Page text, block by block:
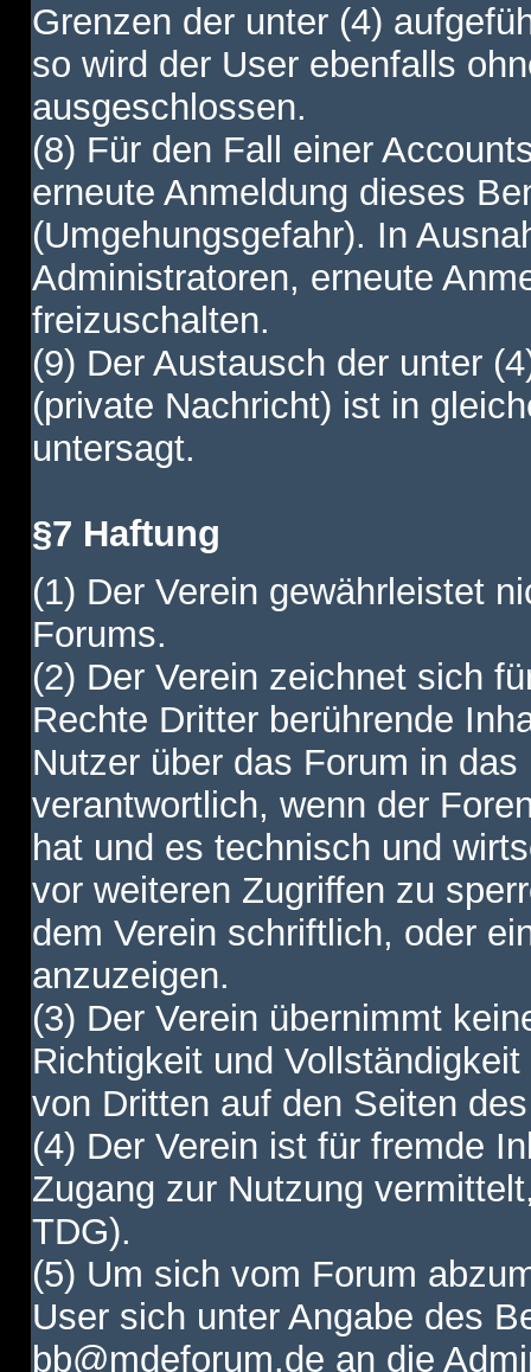
Grenzen der unter (4)
so wird der User ebenfalls
ausgeschlossen.
(8) Für den Fall einer
erneute Anmeldung dieses
(Umgehungsgefahr). In
Administratoren, erneute
freizuschalten.
(9) Der Austausch der unter
(private Nachricht) ist in
untersagt.
§7 Haftung
(1) Der Verein gewährleistet
Forums.
(2) Der Verein zeichnet sich
Rechte Dritter berührende
Nutzer über das Forum in
verantwortlich, wenn der
hat und es technisch und
vor weiteren Zugriffen zu
dem Verein schriftlich, oder
anzuzeigen.
(3) Der Verein übernimmt
Richtigkeit und
von Dritten auf den Seiten
(4) Der Verein ist für fremde
Zugang zur Nutzung
TDG).
(5) Um sich vom Forum
User sich unter Angabe des
bb@mdeforum.de an die